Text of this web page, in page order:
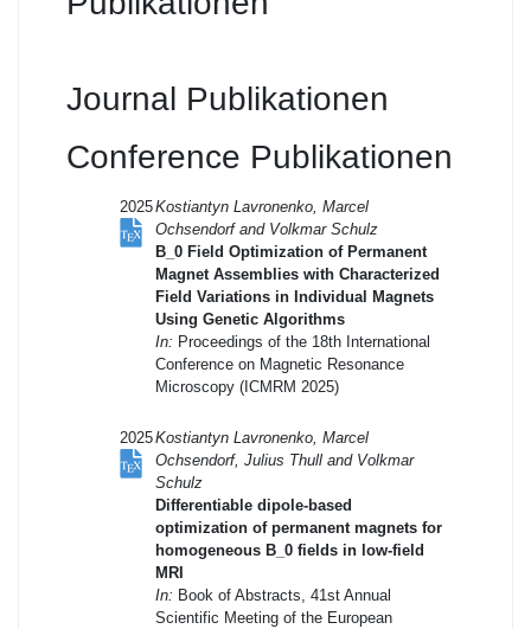
Journal Publikationen
Conference Publikationen
2025Kostiantyn Lavronenko, Marcel
Ochsendorf and Volkmar Schulz
B_0 Field Optimization of Permanent
Magnet Assemblies with Characterized
Field Variations in Individual Magnets
Using Genetic Algorithms
In: Proceedings of the 18th International
Conference on Magnetic Resonance
Microscopy (ICMRM 2025)
2025Kostiantyn Lavronenko, Marcel
Ochsendorf, Julius Thull and Volkmar
Schulz
Differentiable dipole-based
optimization of permanent magnets for
homogeneous B_0 fields in low-field
MRI
In: Book of Abstracts, 41st Annual
Scientific Meeting of the European